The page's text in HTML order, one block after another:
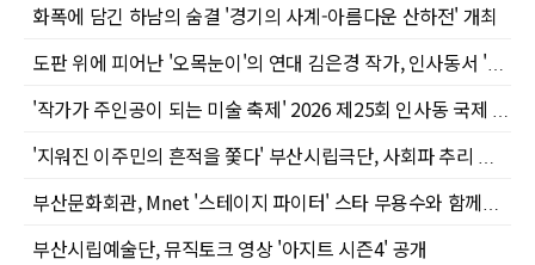
화폭에 담긴 하남의 숨결 '경기의 사계-아름다운 산하전' 개최
도판 위에 피어난 '오목눈이'의 연대 김은경 작가, 인사동서 '행복을 드립니다展'
'작가가 주인공이 되는 미술 축제' 2026 제25회 인사동 국제 아트페어 개막
'지워진 이주민의 흔적을 쫓다' 부산시립극단, 사회파 추리 연극 개최
부산문화회관, Mnet '스테이지 파이터' 스타 무용수와 함께하는 무용 클래스 운영
부산시립예술단, 뮤직토크 영상 '아지트 시즌4' 공개